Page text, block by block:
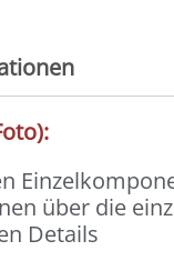
über die
Details